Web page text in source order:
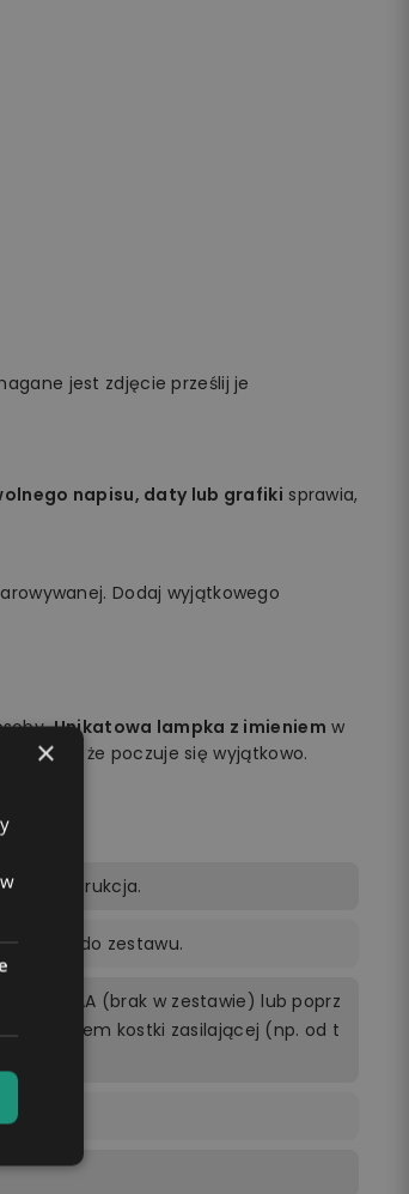
jest zdjęcie prześlij je
napisu, daty lub grafiki sprawia,
Dodaj wyjątkowego
Unikatowa lampka z imieniem w
że poczuje się wyjątkowo.
instrukcja.
do zestawu.
AA (brak w zestawie) lub poprz
z użyciem kostki zasilającej (np. od t
×